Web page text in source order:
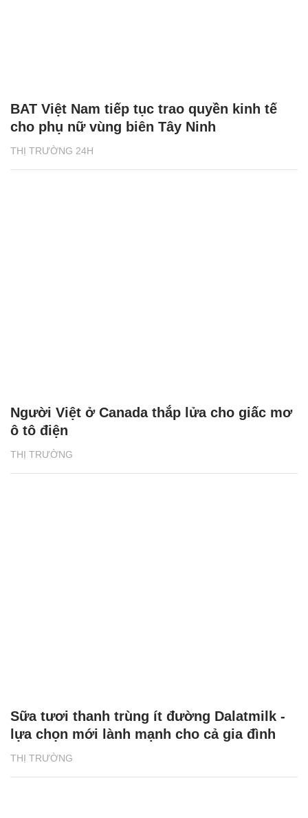
THỊ TRƯỜNG 24H
BAT Việt Nam tiếp tục trao quyền kinh tế
cho phụ nữ vùng biên Tây Ninh
THỊ TRƯỜNG
Người Việt ở Canada thắp lửa cho giấc mơ
ô tô điện
THỊ TRƯỜNG
Sữa tươi thanh trùng ít đường Dalatmilk -
lựa chọn mới lành mạnh cho cả gia đình